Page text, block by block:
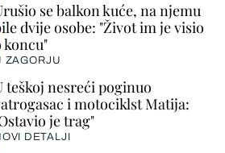
se balkon kuće, na njemu
dvije osobe: "Život im je visio
koncu"
ZAGORJU
teškoj nesreći poginuo
i motociklst Matija:
je trag"
DETALJI